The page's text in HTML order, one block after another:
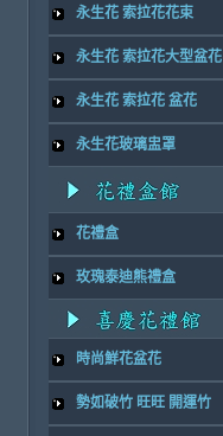
永生花 索拉花花束
永生花 索拉花大型盆花
永生花 索拉花 盆花
永生花玻璃盅罩
花禮盒
玫瑰泰迪熊禮盒
時尚鮮花盆花
勢如破竹 旺旺 開運竹